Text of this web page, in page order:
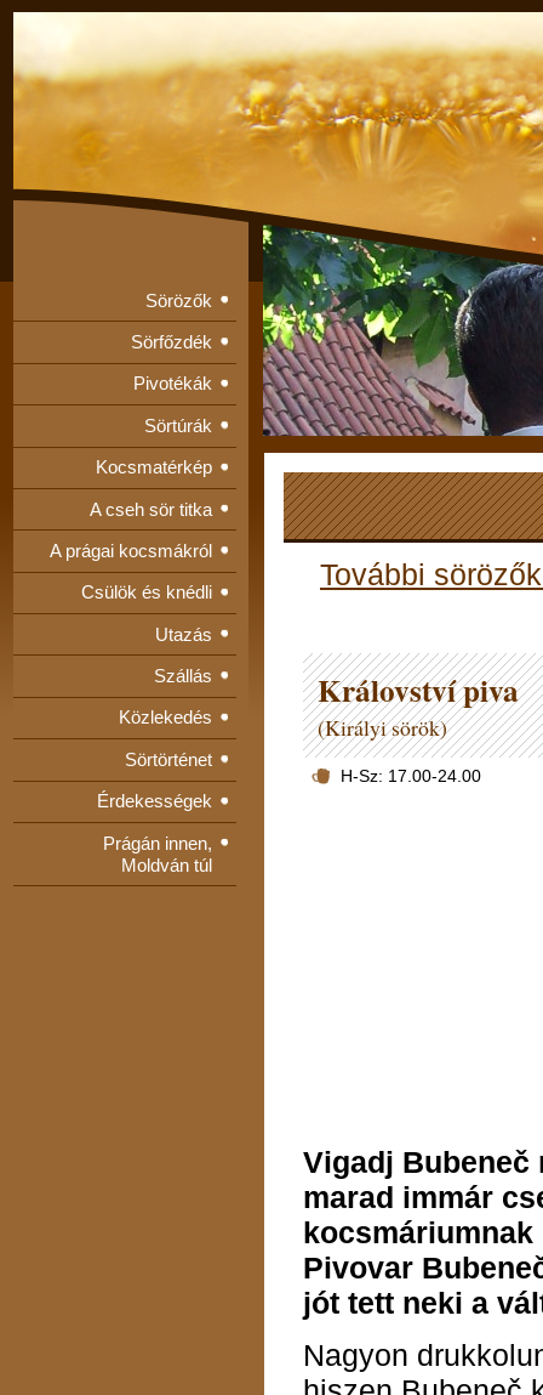
Sörözők
Sörfőzdék
Pivotékák
Sörtúrák
Kocsmatérkép
A cseh sör titka
A prágai kocsmákról
Csülök és knédli
Utazás
Szállás
Közlekedés
Sörtörténet
Érdekességek
Prágán innen,
Moldván túl
További
Království piva
(Királyi sörök)
H-Sz: 17.00-24.00
Vigadj Bubeneč
marad immár
kocsmáriumnak
Pivovar
jót tett neki a
Nagyon